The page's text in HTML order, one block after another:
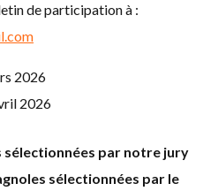
de participation à :
2026
2026
sélectionnées par notre jury
sélectionnées par le